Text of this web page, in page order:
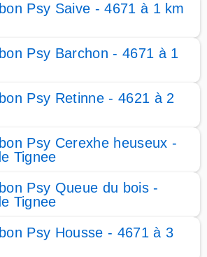
Psy Saive - 4671 à 1 km
Psy Barchon - 4671 à 1
Psy Retinne - 4621 à 2
Psy Cerexhe heuseux -
Tignee
Psy Queue du bois -
Tignee
Psy Housse - 4671 à 3